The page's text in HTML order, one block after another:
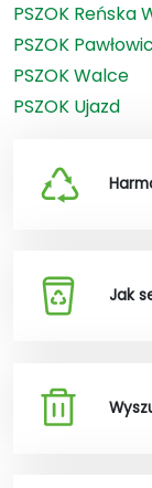
PSZOK Reńska
PSZOK
PSZOK Walce
PSZOK Ujazd
Jak